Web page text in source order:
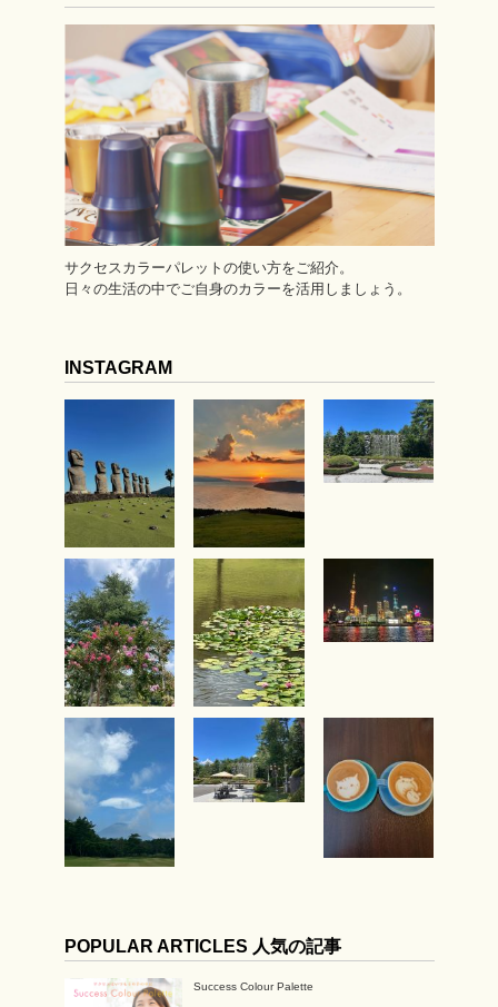
サクセスカラーパレットの使い方をご紹介。
日々の生活の中でご自身のカラーを活用しましょう。
INSTAGRAM
POPULAR ARTICLES 人気の記事
Success Colour Palette